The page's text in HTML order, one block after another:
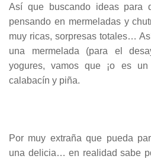
Así que buscando ideas para
pensando en mermeladas y
muy ricas, sorpresas totales…
una mermelada (para el
yogures, vamos que ¡o es un
calabacín y piña.
Por muy extraña que pueda
una delicia… en realidad sabe